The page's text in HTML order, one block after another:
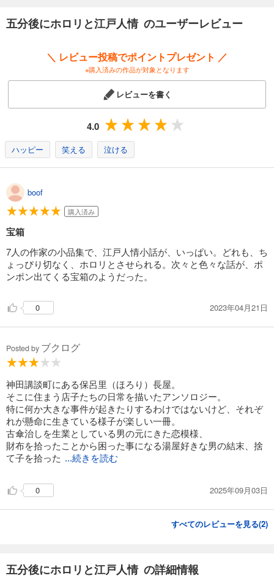
五分後にホロリと江戸人情 のユーザーレビュー
＼ レビュー投稿でポイントプレゼント ／
※購入済みの作品が対象となります
レビューを書く
4.0
ハッピー 笑える 泣ける
boof
購入済み
宝箱
7人の作家の小品集で、江戸人情小話が、いっぱい。どれも、ち
ょっぴり切なく、ホロリとさせられる。次々と色々な話が、ポ
ンポン出てくる宝箱のようだった。
0 2023年04月21日
Posted by ブクログ
神田講談町にある保呂里（ほろり）長屋。
そこに住まう店子たちの日常を描いたアンソロジー。
特に何か大きな事件が起きたりするわけではないけど、それぞ
れが懸命に生きている様子が楽しい一冊。
古傘治しを生業としている男の元にきた恋模様、
財布を拾ったことから困った事になる湯屋好きな男の結末、捨
て子を拾った ...続きを読む
0 2025年09月03日
すべてのレビューを見る(2)
五分後にホロリと江戸人情 の詳細情報